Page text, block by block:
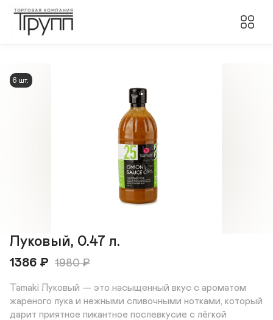
6 шт.
Луковый, 0.47 л.
1386 ₽ 1980₽
Tamaki Луковый — это насыщенный вкус с ароматом
жареного лука и нежными сливочными нотками, который
дарит приятное пикантное послевкусие с лёгкой